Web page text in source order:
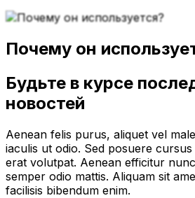
Почему он
Будьте в курсе
новостей
Aenean felis purus, aliquet vel
iaculis ut odio. Sed posuere
erat volutpat. Aenean efficitur
semper odio mattis. Aliquam sit
facilisis bibendum enim.